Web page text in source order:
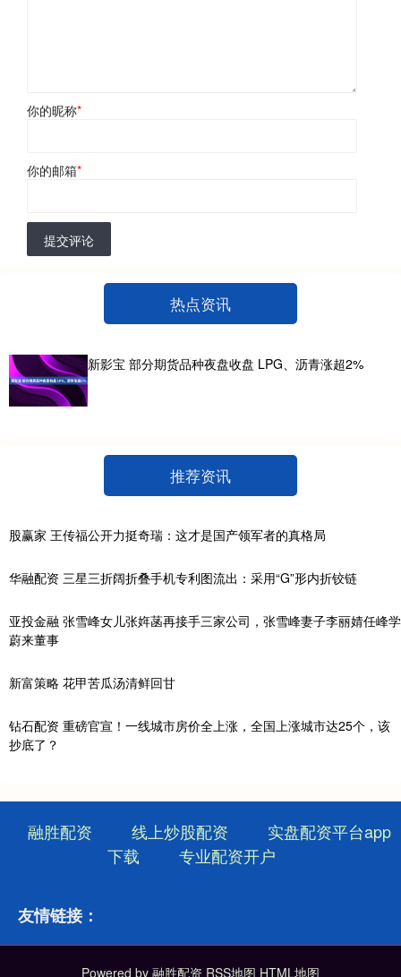
你的昵称*
你的邮箱*
提交评论
热点资讯
新影宝 部分期货品种夜盘收盘 LPG、沥青涨超2%
推荐资讯
股赢家 王传福公开力挺奇瑞：这才是国产领军者的真格局
华融配资 三星三折阔折叠手机专利图流出：采用“G”形内折铰链
亚投金融 张雪峰女儿张姩菡再接手三家公司，张雪峰妻子李丽婧任峰学
蔚来董事
新富策略 花甲苦瓜汤清鲜回甘
钻石配资 重磅官宣！一线城市房价全上涨，全国上涨城市达25个，该
抄底了？
融胜配资 线上炒股配资
实盘配资平台app
下载
专业配资开户
友情链接：
Powered by 融胜配资 RSS地图 HTML地图